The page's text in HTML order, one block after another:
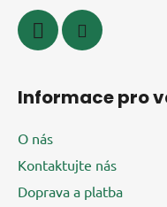
Informace pro
O nás
Kontaktujte nás
Doprava a platba